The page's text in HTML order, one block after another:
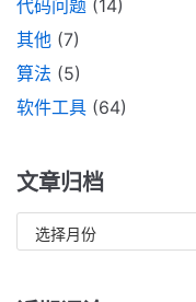
代码问题 (14)
其他 (7)
算法 (5)
软件工具 (64)
文章归档